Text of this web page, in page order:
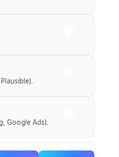
Google Ads).